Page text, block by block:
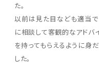
た。
以前は見た目なども適当で
に相談して客観的なアドバ
を持ってもらえるように身
した。